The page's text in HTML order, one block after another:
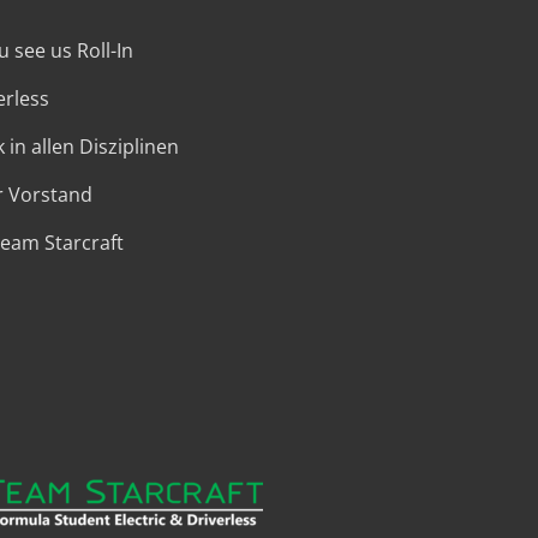
see us Roll-In
in allen Disziplinen
Vorstand
Starcraft